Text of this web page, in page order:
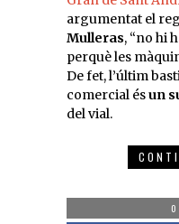
argumentat el
Mulleras, “no hi
perquè les
De fet, l’últim
comercial ésun
del vial.
0